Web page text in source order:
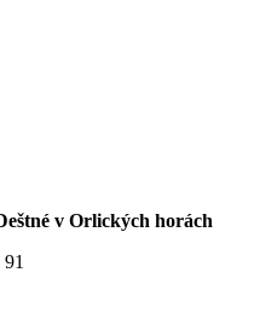
v Orlických horách